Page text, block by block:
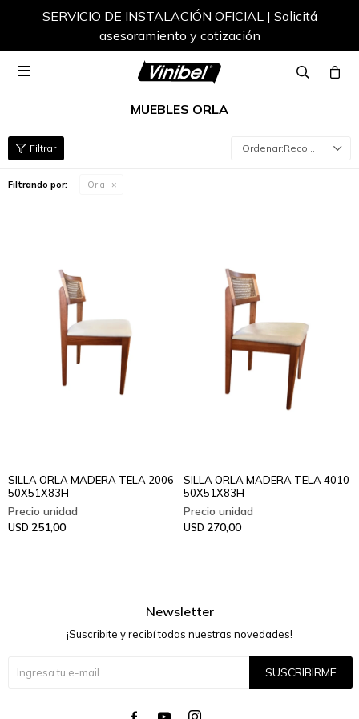
SERVICIO DE INSTALACIÓN OFICIAL | Solicitá
asesoramiento y cotización

MUEBLES ORLA
Recomendados
Filtrando por: Orla
SILLA ORLA MADERA TELA 2006
50X51X83H
USD 251,00
SILLA ORLA MADERA TELA 4010
50X51X83H
USD 270,00
Newsletter
¡Suscribite y recibí todas nuestras novedades!
SUSCRIBIRME
  